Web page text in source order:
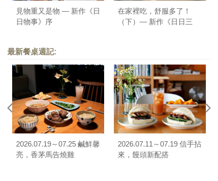
見物重又是物 — 新作《日
日物事》序
在家裡吃，舒服多了！
（下）— 新作《日日三
最新餐桌週記:
2026.07.19～07.25 鹹鮮馨
亮，香茅馬告燒雞
2026.07.11～07.19 信手拈
來，饅頭新配搭